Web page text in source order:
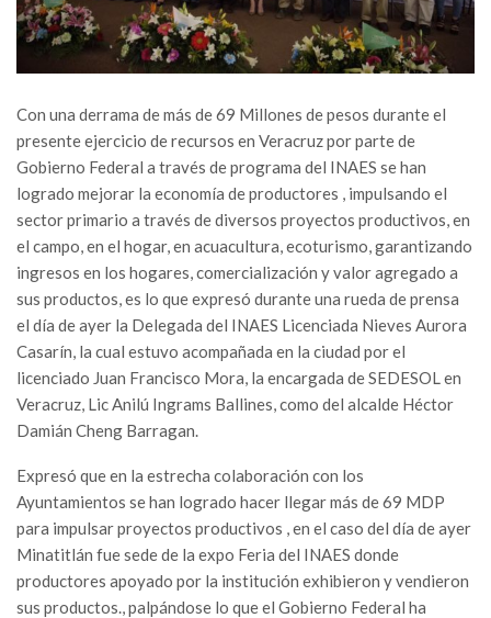
Con una derrama de más de 69 Millones de pesos durante el
presente ejercicio de recursos en Veracruz por parte de
Gobierno Federal a través de programa del INAES se han
logrado mejorar la economía de productores , impulsando el
sector primario a través de diversos proyectos productivos, en
el campo, en el hogar, en acuacultura, ecoturismo, garantizando
ingresos en los hogares, comercialización y valor agregado a
sus productos, es lo que expresó durante una rueda de prensa
el día de ayer la Delegada del INAES Licenciada Nieves Aurora
Casarín, la cual estuvo acompañada en la ciudad por el
licenciado Juan Francisco Mora, la encargada de SEDESOL en
Veracruz, Lic Anilú Ingrams Ballines, como del alcalde Héctor
Damián Cheng Barragan.
Expresó que en la estrecha colaboración con los
Ayuntamientos se han logrado hacer llegar más de 69 MDP
para impulsar proyectos productivos , en el caso del día de ayer
Minatitlán fue sede de la expo Feria del INAES donde
productores apoyado por la institución exhibieron y vendieron
sus productos., palpándose lo que el Gobierno Federal ha